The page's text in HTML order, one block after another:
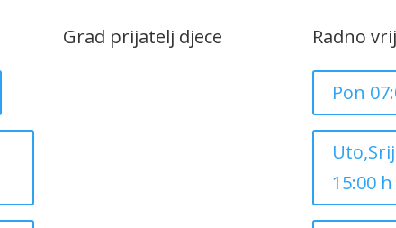
Grad prijatelj djece Radno
Pon
15:00 h